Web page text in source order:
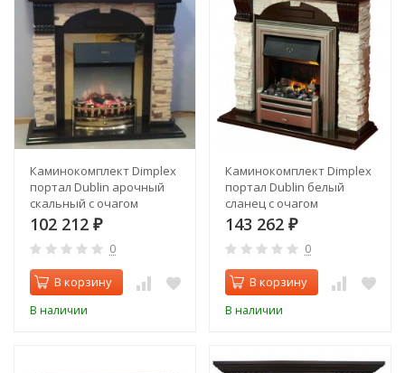
Каминокомплект Dimplex
портал Dublin арочный
скальный с очагом
Danville
102 212 ₽
0
В корзину
В наличии
Каминокомплект Dimplex
портал Dublin белый
сланец с очагом
Cavendish
143 262 ₽
0
В корзину
В наличии